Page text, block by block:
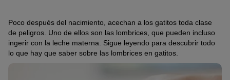
Poco después del nacimiento, acechan a los gatitos toda clase
de peligros. Uno de ellos son las lombrices, que pueden incluso
ingerir con la leche materna. Sigue leyendo para descubrir todo
lo que hay que saber sobre las lombrices en gatitos.